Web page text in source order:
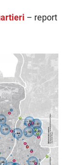
– report